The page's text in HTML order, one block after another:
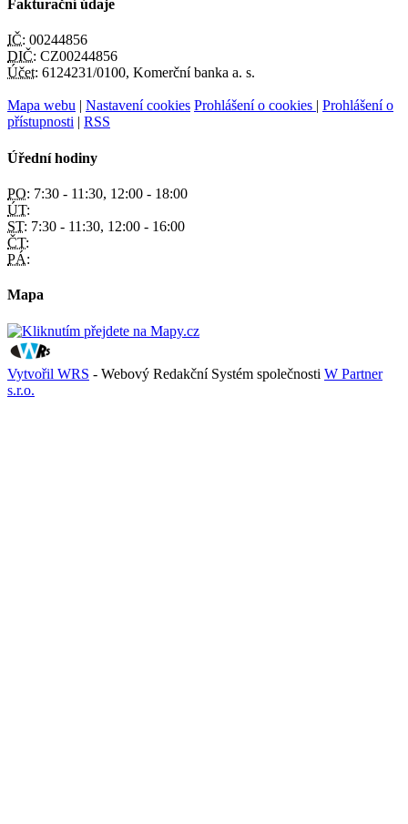
Fakturační údaje
IČ: 00244856
DIČ: CZ00244856
Účet: 6124231/0100, Komerční banka a. s.
Mapa webu Nastavení cookies Prohlášení o cookies
Prohlášení o
přístupnosti
RSS
Úřední hodiny
PO: 7:30 - 11:30, 12:00 - 18:00
ÚT:
ST: 7:30 - 11:30, 12:00 - 16:00
ČT:
PÁ:
Mapa
Vytvořil WRS - Webový Redakční Systém společnosti W Partner
s.r.o.